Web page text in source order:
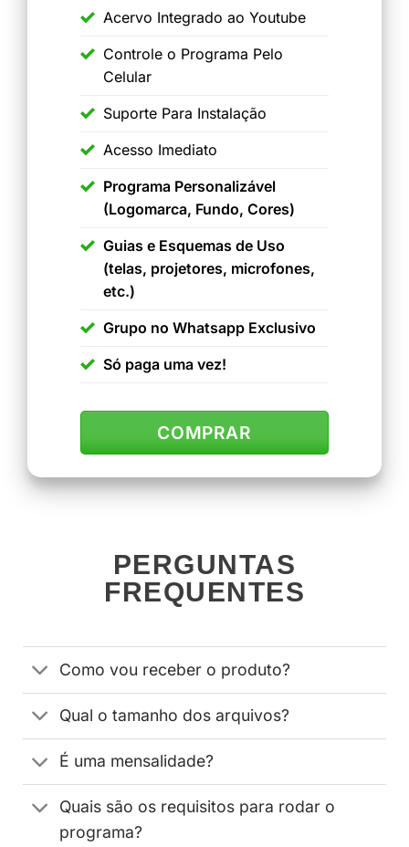
Acervo Integrado ao Youtube
Controle o Programa Pelo
Celular
Suporte Para Instalação
Acesso Imediato
Programa Personalizável
(Logomarca, Fundo, Cores)
Guias e Esquemas de Uso
(telas, projetores, microfones,
etc.)
Grupo no Whatsapp Exclusivo
Só paga uma vez!
COMPRAR
PERGUNTAS
FREQUENTES
Como vou receber o produto?
Qual o tamanho dos arquivos?
É uma mensalidade?
Quais são os requisitos para rodar o
programa?